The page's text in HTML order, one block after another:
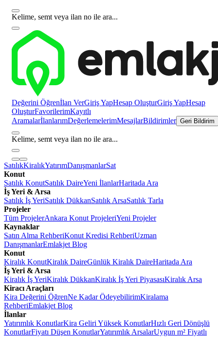
Kelime, semt veya ilan no ile ara...
Değerini Öğrenİlan VerGiriş YapHesap OluşturGiriş YapHesap
OluşturFavorilerimKayıtlı
AramalarİlanlarımDeğerlemelerimMesajlarBildirimler Geri Bildirim
Kelime, semt veya ilan no ile ara...
SatılıkKiralıkYatırımDanışmanlarSat
Konut
Satılık KonutSatılık DaireYeni İlanlarHaritada Ara
İş Yeri & Arsa
Satılık İş YeriSatılık DükkanSatılık ArsaSatılık Tarla
Projeler
Tüm ProjelerAnkara Konut ProjeleriYeni Projeler
Kaynaklar
Satın Alma RehberiKonut Kredisi RehberiUzman
DanışmanlarEmlakjet Blog
Konut
Kiralık KonutKiralık DaireGünlük Kiralık DaireHaritada Ara
İş Yeri & Arsa
Kiralık İş YeriKiralık DükkanKiralık İş Yeri PiyasasıKiralık Arsa
Kiracı Araçları
Kira Değerini ÖğrenNe Kadar ÖdeyebilirimKiralama
RehberiEmlakjet Blog
İlanlar
Yatırımlık KonutlarKira Geliri Yüksek KonutlarHızlı Geri Dönüşlü
KonutlarFiyatı Düşen KonutlarYatırımlık ArsalarUygun m² Fiyatlı